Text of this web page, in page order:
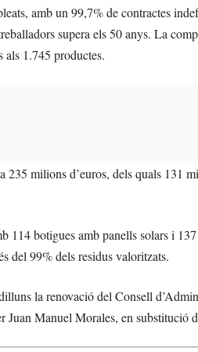
amb un 99,7% de contractes
supera els 50 anys. La
als 1.745 productes.
235 milions d’euros, dels quals 131
114 botigues amb panells solars i
del 99% dels residus valoritzats.
la renovació del Consell
Manuel Morales, en substitució